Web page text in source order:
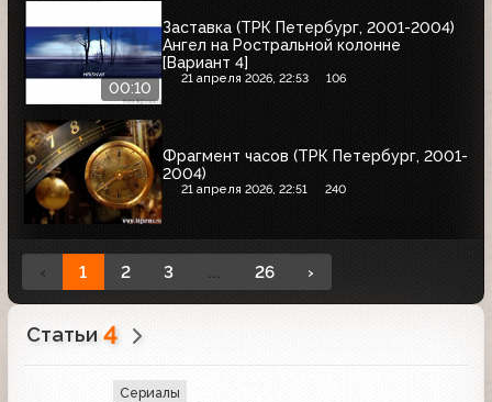
00:10
Заставка (ТРК Петербург, 2001-2004)
Ангел на Ростральной колонне
[Вариант 4]
21 апреля 2026, 22:53 106
Фрагмент часов (ТРК Петербург, 2001-
2004)
21 апреля 2026, 22:51 240
‹ 1 2 3 26 ›
Статьи 4
Сериалы